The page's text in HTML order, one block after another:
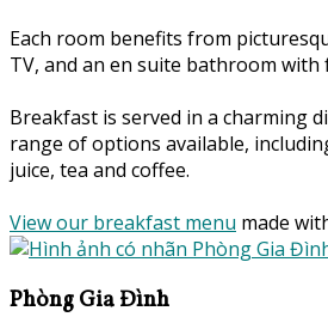
Each room benefits from
TV, and an en suite bathroom with
Breakfast is served in a charming
range of options available,
juice, tea and coffee.
View our breakfast menu made
Phòng Gia Đình